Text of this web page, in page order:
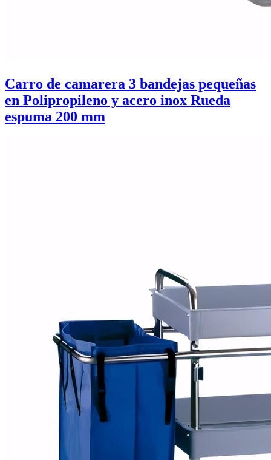
Carro de camarera 3 bandejas pequeñas
en Polipropileno y acero inox Rueda
espuma 200 mm